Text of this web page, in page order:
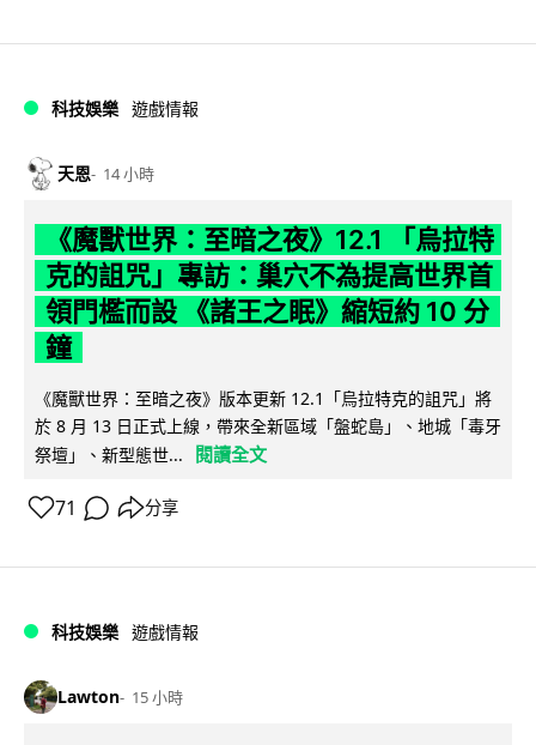
科技娛樂 遊戲情報
天恩 14 小時
《魔獸世界：至暗之夜》12.1 「烏拉特
克的詛咒」專訪：巢穴不為提高世界首
領門檻而設 《諸王之眠》縮短約 10 分
鐘
《魔獸世界：至暗之夜》版本更新 12.1「烏拉特克的詛咒」將
於 8 月 13 日正式上線，帶來全新區域「盤蛇島」、地城「毒牙
祭壇」、新型態世...
閱讀全文
71 分享
科技娛樂 遊戲情報
Lawton 15 小時